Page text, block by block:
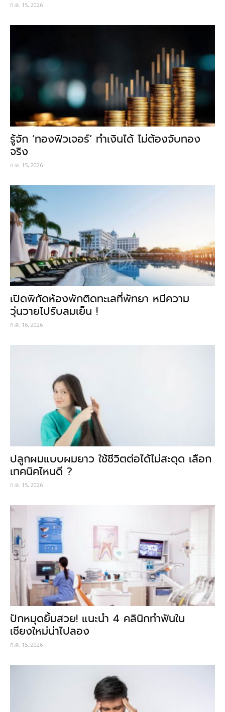
ก.ค. 15, 2026
รู้จัก ‘ทองฟิวเจอร์’ ทำเงินได้ ไม่ต้องจับทอง
จริง
ก.ค. 15, 2026
เปิดพิกัดห้องพักติดทะเลที่พัทยา หนีความ
วุ่นวายไปรับลมเย็น !
ก.ค. 16, 2026
ปลูกผมแบบผมยาว ใช้ชีวิตต่อได้ไม่สะดุด เลือก
เทคนิคไหนดี ?
ก.ค. 15, 2026
ปักหมุดยิ้มสวย! แนะนำ 4 คลินิกทำฟันใน
เชียงใหม่น่าไปลอง
ก.ค. 15, 2026